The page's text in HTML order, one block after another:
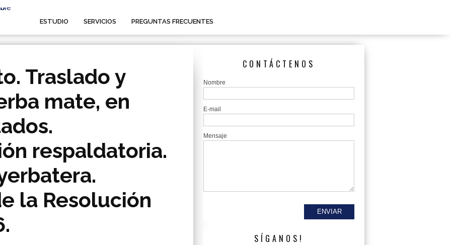
ESTUDIO SERVICIOS PREGUNTAS FRECUENTES
Traslado y
mate, en
respaldatoria.
la Resolución
CONTÁCTENOS
Nombre
E-mail
Mensaje
SÍGANOS!